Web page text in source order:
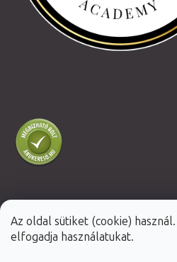
Az oldal sütiket (cookie)
elfogadja használatukat.
Shoptet